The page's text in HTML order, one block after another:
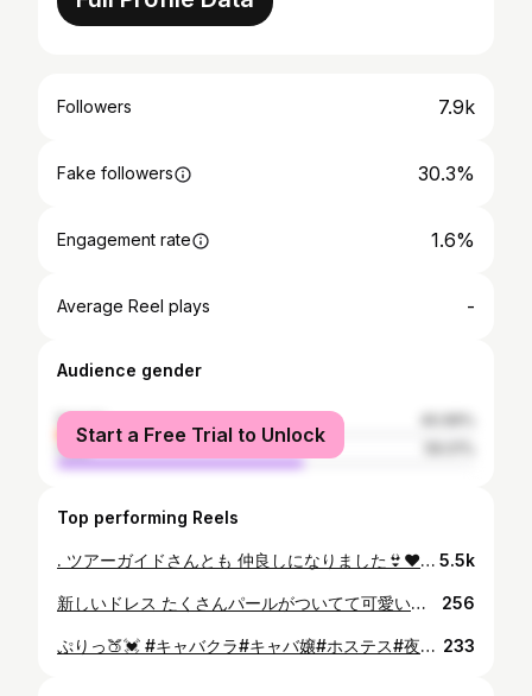
Followers 7.9k
Fake followers 30.3%
Engagement rate 1.6%
Average Reel plays -
Audience gender
female
male
Start a Free Trial to Unlock
Top performing Reels
. ツアーガイドさんとも 仲良しになりました👙❤️ フィリピン人っぽいと どこ行っても言われました😂笑 . #セブ島 #セブ島旅行 #パンダノン島 #pandanon #cebu #cebuphilippines #海外旅行 #水着 #水着女子 #ビキニ #桃尻 #グラビア #キャバ #キャバクラ #キャバ嬢 5.5k
新しいドレス たくさんパールがついてて可愛いっ🍒🖤 載せるの迷ったからどちらもっ どっちが好みかな？？ #ポケパラ #ポケパラ東北 #キャバクラ#キャバ嬢#ホステス#夜職 #キャバドレス#キャバ嬢ヘアメイク #盛岡キャバ#盛岡キャバクラ #すすきの#仙台#国分町#盛岡#中洲 #歌舞伎町#六本木#銀座#北新地 #筋トレ #桃尻 #お尻 #可愛い #かわいい 256
ぷりっ🍑💓 #キャバクラ#キャバ嬢#ホステス#夜職 #キャバドレス#キャバ嬢ヘアメイク #盛岡キャバ#盛岡キャバクラ #すすきの#仙台#国分町#盛岡#中洲 #歌舞伎町#六本木#銀座#北新地 #可愛い #かわいい #可愛い女の子 #筋トレ #オシャ嬢 #バニー #バニーガール 233